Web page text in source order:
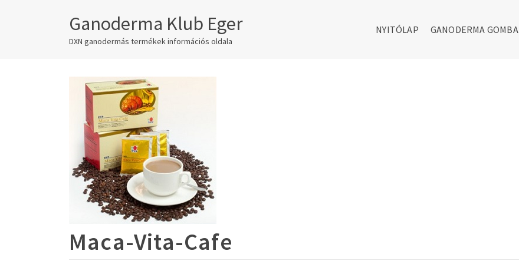
Ganoderma Klub Eger
DXN ganodermás termékek információs oldala
NYITÓLAP GANODERMA GOMBA
Maca-Vita-Cafe